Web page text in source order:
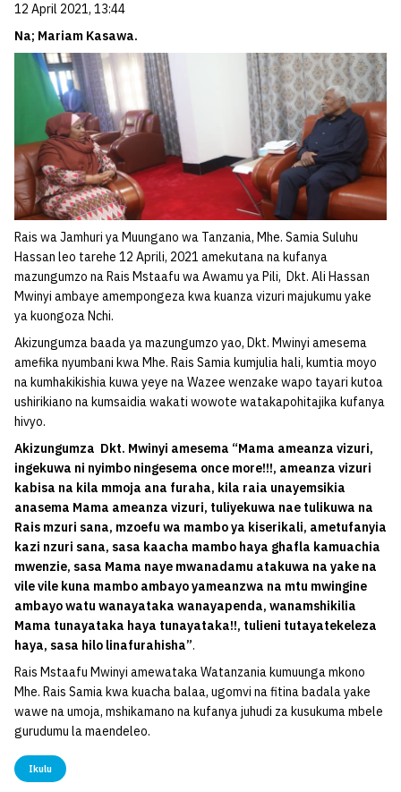
12 April 2021, 13:44
Na; Mariam Kasawa.
Rais wa Jamhuri ya Muungano wa Tanzania, Mhe. Samia Suluhu
Hassan leo tarehe 12 Aprili, 2021 amekutana na kufanya
mazungumzo na Rais Mstaafu wa Awamu ya Pili, Dkt. Ali Hassan
Mwinyi ambaye amempongeza kwa kuanza vizuri majukumu yake
ya kuongoza Nchi.
Akizungumza baada ya mazungumzo yao, Dkt. Mwinyi amesema
amefika nyumbani kwa Mhe. Rais Samia kumjulia hali, kumtia moyo
na kumhakikishia kuwa yeye na Wazee wenzake wapo tayari kutoa
ushirikiano na kumsaidia wakati wowote watakapohitajika kufanya
hivyo.
Akizungumza Dkt. Mwinyi amesema “Mama ameanza vizuri,
ingekuwa ni nyimbo ningesema once more!!!, ameanza vizuri
kabisa na kila mmoja ana furaha, kila raia unayemsikia
anasema Mama ameanza vizuri, tuliyekuwa nae tulikuwa na
Rais mzuri sana, mzoefu wa mambo ya kiserikali, ametufanyia
kazi nzuri sana, sasa kaacha mambo haya ghafla kamuachia
mwenzie, sasa Mama naye mwanadamu atakuwa na yake na
vile vile kuna mambo ambayo yameanzwa na mtu mwingine
ambayo watu wanayataka wanayapenda, wanamshikilia
Mama tunayataka haya tunayataka!!, tulieni tutayatekeleza
haya, sasa hilo linafurahisha”.
Rais Mstaafu Mwinyi amewataka Watanzania kumuunga mkono
Mhe. Rais Samia kwa kuacha balaa, ugomvi na fitina badala yake
wawe na umoja, mshikamano na kufanya juhudi za kusukuma mbele
gurudumu la maendeleo.
Ikulu